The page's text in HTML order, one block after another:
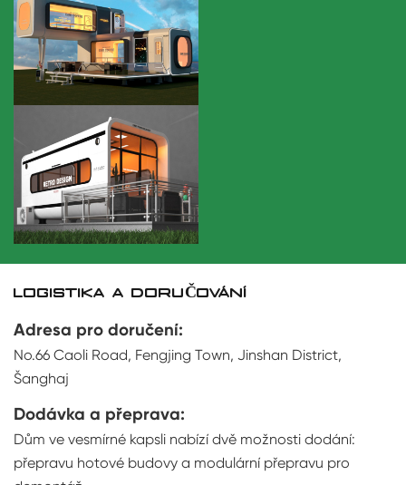
LOGISTIKA A DORUČOVÁNÍ
Adresa pro doručení:
No.66 Caoli Road, Fengjing Town, Jinshan District,
Šanghaj
Dodávka a přeprava:
Dům ve vesmírné kapsli nabízí dvě možnosti dodání:
přepravu hotové budovy a modulární přepravu pro